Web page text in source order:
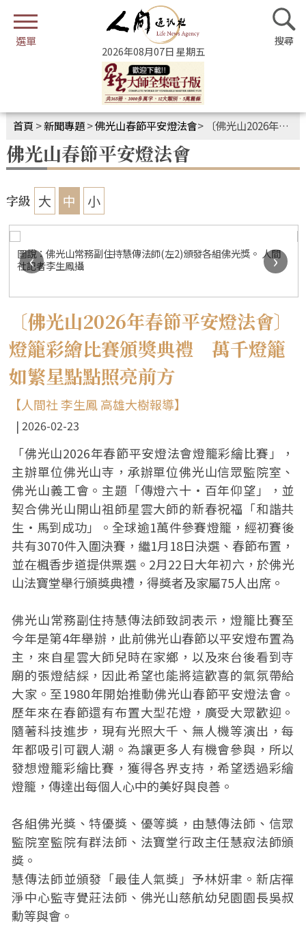
2026年08月07日 星期五
首頁 >新聞專題>佛光山春節平安燈法會> 〔佛光山2026年春節平安燈法會〕燈籠彩繪比賽頒獎典禮 萬千燈籠如繁星點點照亮前方
佛光山春節平安燈法會
字級 大 中 小
圖說：佛光山常務副住持慧傳法師(左2)頒發各組佛光獎。 人間
社記者李生鳳攝
‹ ›
〔佛光山2026年春節平安燈法會〕
燈籠彩繪比賽頒獎典禮 萬千燈籠
如繁星點點照亮前方
【人間社 李生鳳 高雄大樹報導】
2026-02-23
「佛光山2026年春節平安燈法會燈籠彩繪比賽」，
主辦單位佛光山寺，承辦單位佛光山信眾監院室、
佛光山義工會。主題「傳燈六十‧百年仰望」，並
契合佛光山開山祖師星雲大師的新春祝福「和諧共
生‧馬到成功」。全球逾1萬件參賽燈籠，經初賽後
共有3070件入圍決賽，繼1月18日決選、春節布置，
並在楓香步道提供票選。2月22日大年初六，於佛光
山法寶堂舉行頒獎典禮，得獎者及家屬75人出席。
佛光山常務副住持慧傳法師致詞表示，燈籠比賽至
今年是第4年舉辦，此前佛光山春節以平安燈布置為
主，來自星雲大師兒時在家鄉，以及來台後看到寺
廟的張燈結綵，因此希望也能將這歡喜的氣氛帶給
大家。至1980年開始推動佛光山春節平安燈法會。
歷年來在春節還有布置大型花燈，廣受大眾歡迎。
隨著科技進步，現有光照大千、無人機等演出，每
年都吸引可觀人潮。為讓更多人有機會參與，所以
發想燈籠彩繪比賽，獲得各界支持，希望透過彩繪
燈籠，傳達出每個人心中的美好與良善。
各組佛光獎、特優獎、優等獎，由慧傳法師、信眾
監院室監院有群法師、法寶堂行政主任慧寂法師頒
獎。
慧傳法師並頒發「最佳人氣獎」予林妍聿。新店禪
淨中心監寺覺莊法師、佛光山慈航幼兒園園長吳叔
勳等與會。